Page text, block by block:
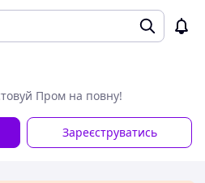
Пром на повну!
Зареєструватись